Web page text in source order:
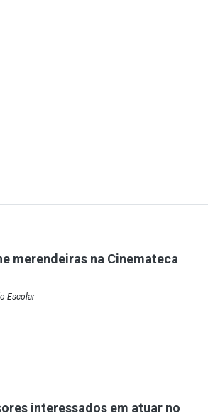
merendeiras na Cinemateca
Escolar
interessados em atuar no